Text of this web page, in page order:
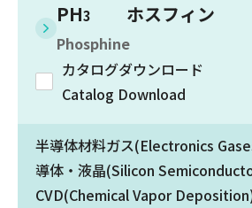
PH3 ホスフィン
Phosphine
カタログダウンロード
Catalog Download
半導体材料ガス(Electronics
導体・液晶(Silicon
CVD(Chemical Vapor